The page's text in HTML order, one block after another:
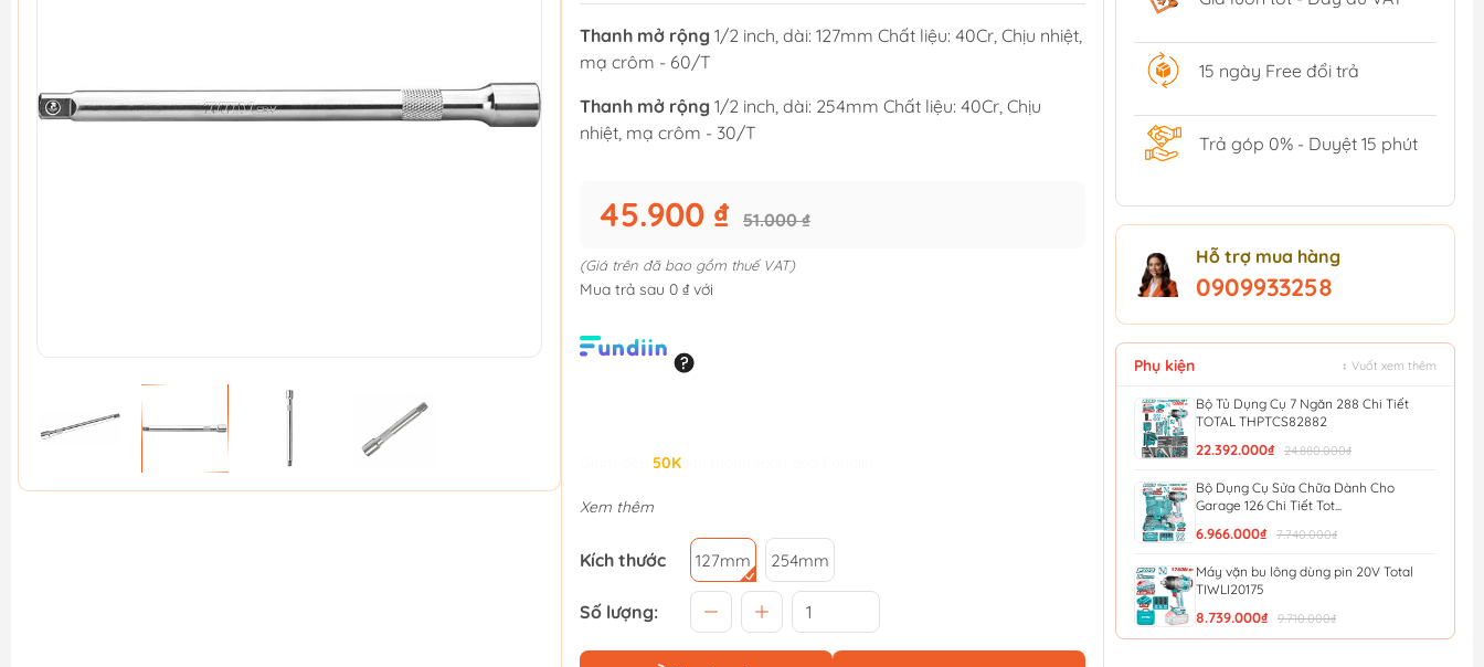
Thanh mở rộng 1/2 inch, dài: 127mm Chất liệu: 40Cr, Chịu nhiệt,
mạ crôm - 60/T
Thanh mở rộng 1/2 inch, dài: 254mm Chất liệu: 40Cr, Chịu
nhiệt, mạ crôm - 30/T
45.900 ₫ 51.000 ₫
(Giá trên đã bao gồm thuế VAT)
Mua trả sau 0 ₫ với
50K
Xem thêm
Kích thước 127mm 254mm
Số lượng:
15 ngày Free đổi trả
Trả góp 0% - Duyệt 15 phút
Hỗ trợ mua hàng
0909933258
Phụ kiện ↕ Vuốt xem thêm
Bộ Tủ Dụng Cụ 7 Ngăn 288 Chi Tiết
TOTAL THPTCS82882
22.392.000₫ 24.880.000₫
Bộ Dụng Cụ Sửa Chữa Dành Cho
Garage 126 Chi Tiết Tot...
6.966.000₫ 7.740.000₫
Máy vặn bu lông dùng pin 20V Total
TIWLI20175
8.739.000₫ 9.710.000₫